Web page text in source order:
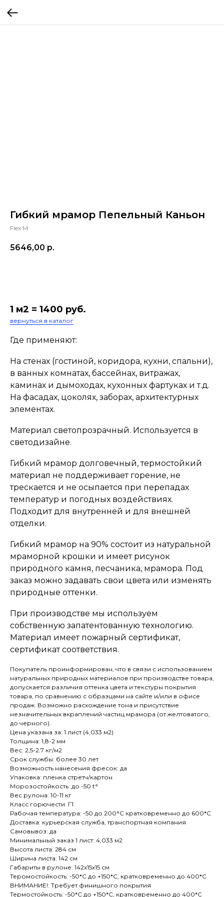
Гибкий мрамор Пепельный Каньон
Flex M
5646,00 р.
1 м2 = 1400 руб.
вернуться в каталог
Где применяют:
На стенах (гостиной, коридора, кухни, спальни),
в ванных комнатах, бассейнах, витражах,
каминах и дымоходах, кухонных фартуках и т.д.
На фасадах, цоколях, заборах, архитектурных
элементах.
Материал светопрозрачный. Используется в
светодизайне.
Гибкий мрамор долговечный, термостойкий
материал не поддерживает горение, не
трескается и не осыпается при перепадах
температур и погодных воздействиях.
Подходит для внутренней и для внешней
отделки.
Гибкий мрамор на 90% состоит из натуральной
мраморной крошки и имеет рисунок
природного камня, песчаника, мрамора. Под
заказ можно задавать свои цвета или изменять
природные оттенки.
При производстве мы используем
собственную запатентованную технологию.
Материал имеет пожарный сертификат,
сертификат соответствия.
Покупатель проинформирован, что в связи с использованием
натуральных природных материалов при производстве товара,
допускается различия оттенка цвета и текстуры покрытия
товара, по сравнению с образцами на сайте и/или в офисе
продаж. Возможно расхождение тона и присутствие
незначительных вкраплений частиц мрамора (от желтоватого,
до черного).
Цена указана за: 1 лист (4,033 м2)
Толщина: 1,8-2 мм
Вес: 2,5-2.7 кг/м2
Срок службы: более 30 лет
Возможность нанесения фресок: да
Упаковка: пленка стретч/картон
Морозостойкость: до -50 t°
Вес рулона: 10-11 кг
Класс горючести: Г1
Рабочая температура: -50 до 200°С кратковременно до 600*С
Доставка: курьерская служба, транспортная компания
Самовывоз: да
Минимальный заказ 1 лист: 4,033 м2
Высота листа: 284 см
Ширина листа: 142 см
Габариты в рулоне: 142х15х15 см
Теромостойкость: -50*С до +150*С, кратковременно до 400*C
ВНИМАНИЕ!: Требует финишного покрытия
Термостойкость: -50*С до +150*С, кратковременно до 400*C